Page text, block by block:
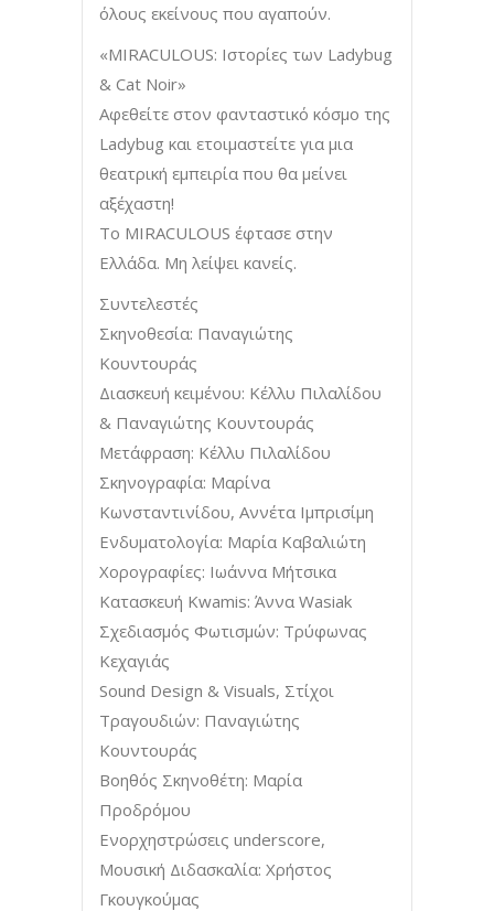
όλους εκείνους που αγαπούν.
«MIRACULOUS: Ιστορίες των Ladybug
& Cat Noir»
Aφεθείτε στον φανταστικό κόσμο της
Ladybug και ετοιμαστείτε για μια
θεατρική εμπειρία που θα μείνει
αξέχαστη!
Το MIRACULOUS έφτασε στην
Ελλάδα. Μη λείψει κανείς.
Συντελεστές
Σκηνοθεσία: Παναγιώτης
Κουντουράς
Διασκευή κειμένου: Κέλλυ Πιλαλίδου
& Παναγιώτης Κουντουράς
Μετάφραση: Κέλλυ Πιλαλίδου
Σκηνογραφία: Μαρίνα
Κωνσταντινίδου, Αννέτα Ιμπρισίμη
Ενδυματολογία: Μαρία Καβαλιώτη
Χορογραφίες: Ιωάννα Μήτσικα
Κατασκευή Kwamis: Άννα Wasiak
Σχεδιασμός Φωτισμών: Τρύφωνας
Κεχαγιάς
Sound Design & Visuals, Στίχοι
Τραγουδιών: Παναγιώτης
Κουντουράς
Βοηθός Σκηνοθέτη: Μαρία
Προδρόμου
Ενορχηστρώσεις underscore,
Μουσική Διδασκαλία: Χρήστος
Γκουγκούμας